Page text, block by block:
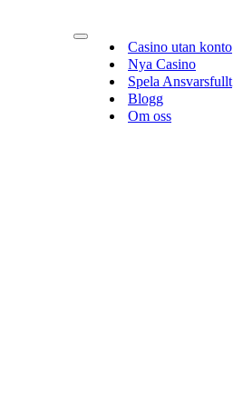
Casino utan konto
Nya Casino
Spela Ansvarsfullt
Blogg
Om oss
Navigeringsmeny